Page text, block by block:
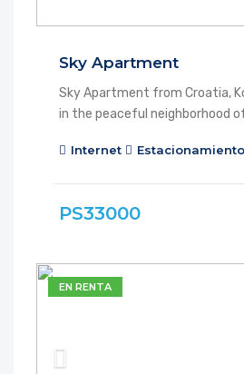
Sky Apartment
Sky Apartment from Croatia,
in the peaceful neighborhood
Internet Estacionamiento
PS33000
EN RENTA